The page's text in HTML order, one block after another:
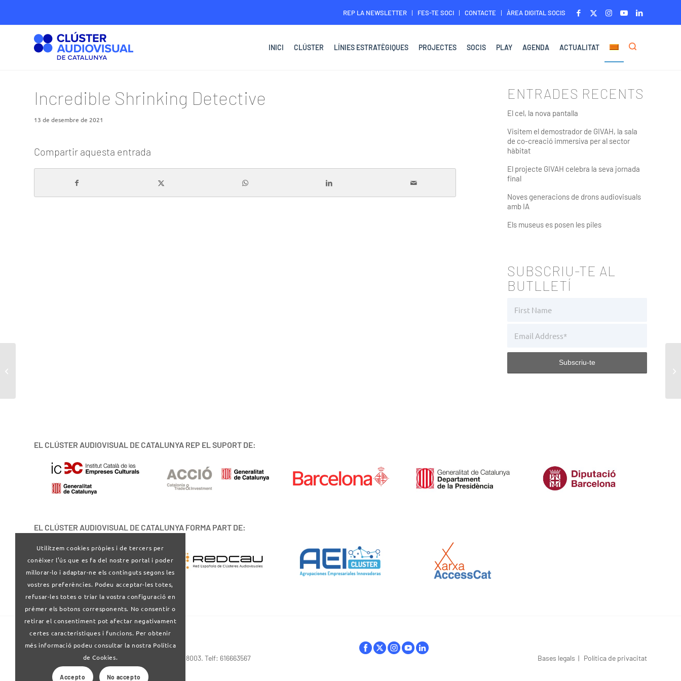
REP LA NEWSLETTER FES-TE SOCI CONTACTE ÀREA DIGITAL SOCIS
INICI CLÚSTER LÍNIES ESTRATÈGIQUES PROJECTES SOCIS PLAY AGENDA ACTUALITAT
Incredible Shrinking Detective
13 de desembre de 2021
Compartir aquesta entrada
ENTRADES RECENTS
El cel, la nova pantalla
Visitem el demostrador de GIVAH, la sala
de co-creació immersiva per al sector
hàbitat
El projecte GIVAH celebra la seva jornada
final
Noves generacions de drons audiovisuals
amb IA
Els museus es posen les piles
SUBSCRIU-TE AL
BUTLLETÍ
EL CLÚSTER AUDIOVISUAL DE CATALUNYA REP EL SUPORT DE:
EL CLÚSTER AUDIOVISUAL DE CATALUNYA FORMA PART DE:
Via Laietana 32-34 4ª planta . Barcelona 08003. Telf: 616663567 Bases legals | Política de privacitat
Utilitzem cookies pròpies i de tercers per
conèixer l’ús que es fa del nostre portal i poder
millorar-lo i adaptar-ne els continguts segons les
vostres preferències. Podeu acceptar-les totes,
refusar-les totes o triar la vostra configuració en
prémer els botons corresponents. No consentir o
retirar el consentiment pot afectar negativament
certes característiques i funcions. Per obtenir
més informació podeu consultar la nostra Política
de Cookies.
Accepto No accepto